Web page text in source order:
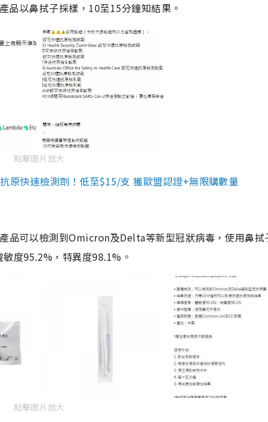
品以鼻拭子採樣，10至15分鐘知結果。
點擊圖片放大
原快速檢測劑！低至$15/支 獲歐盟認證+無限購數量
品可以檢測到Omicron及Delta等新型冠狀病毒，使用鼻拭
度95.2%，特異度98.1%。
點擊圖片放大